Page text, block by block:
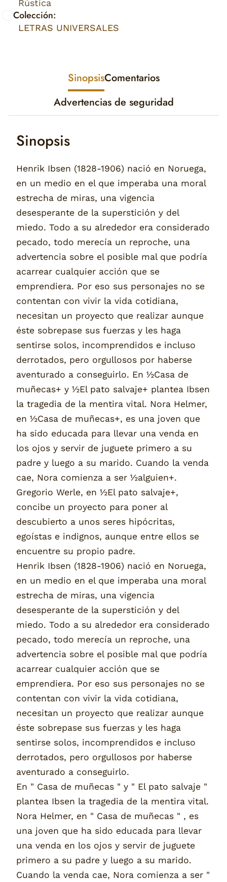
Rústica
Colección:
LETRAS UNIVERSALES
SinopsisComentarios
Advertencias de seguridad
Sinopsis
Henrik Ibsen (1828-1906) nació en Noruega,
en un medio en el que imperaba una moral
estrecha de miras, una vigencia
desesperante de la superstición y del
miedo. Todo a su alrededor era considerado
pecado, todo merecía un reproche, una
advertencia sobre el posible mal que podría
acarrear cualquier acción que se
emprendiera. Por eso sus personajes no se
contentan con vivir la vida cotidiana,
necesitan un proyecto que realizar aunque
éste sobrepase sus fuerzas y les haga
sentirse solos, incomprendidos e incluso
derrotados, pero orgullosos por haberse
aventurado a conseguirlo. En ½Casa de
muñecas+ y ½El pato salvaje+ plantea Ibsen
la tragedia de la mentira vital. Nora Helmer,
en ½Casa de muñecas+, es una joven que
ha sido educada para llevar una venda en
los ojos y servir de juguete primero a su
padre y luego a su marido. Cuando la venda
cae, Nora comienza a ser ½alguien+.
Gregorio Werle, en ½El pato salvaje+,
concibe un proyecto para poner al
descubierto a unos seres hipócritas,
egoístas e indignos, aunque entre ellos se
encuentre su propio padre.
Henrik Ibsen (1828-1906) nació en Noruega,
en un medio en el que imperaba una moral
estrecha de miras, una vigencia
desesperante de la superstición y del
miedo. Todo a su alrededor era considerado
pecado, todo merecía un reproche, una
advertencia sobre el posible mal que podría
acarrear cualquier acción que se
emprendiera. Por eso sus personajes no se
contentan con vivir la vida cotidiana,
necesitan un proyecto que realizar aunque
éste sobrepase sus fuerzas y les haga
sentirse solos, incomprendidos e incluso
derrotados, pero orgullosos por haberse
aventurado a conseguirlo.
En " Casa de muñecas " y " El pato salvaje "
plantea Ibsen la tragedia de la mentira vital.
Nora Helmer, en " Casa de muñecas " , es
una joven que ha sido educada para llevar
una venda en los ojos y servir de juguete
primero a su padre y luego a su marido.
Cuando la venda cae, Nora comienza a ser "